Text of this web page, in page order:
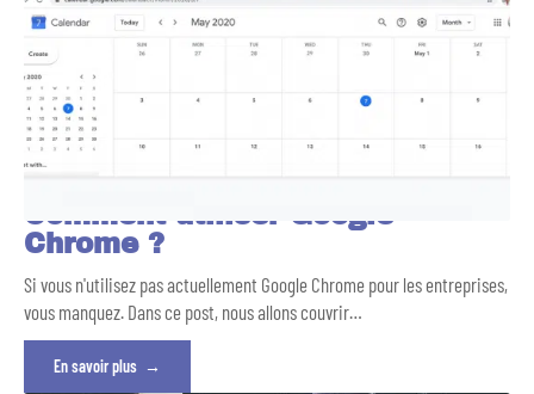
Comment utiliser Google
Chrome ?
Si vous n'utilisez pas actuellement Google Chrome pour les entreprises,
vous manquez. Dans ce post, nous allons couvrir…
En savoir plus